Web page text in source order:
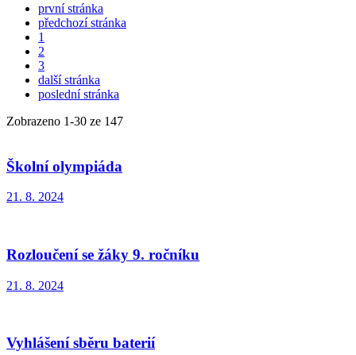
první stránka
předchozí stránka
1
2
3
další stránka
poslední stránka
Zobrazeno 1-30 ze 147
Školní olympiáda
21. 8. 2024
Rozloučení se žáky 9. ročníku
21. 8. 2024
Vyhlášení sběru baterií